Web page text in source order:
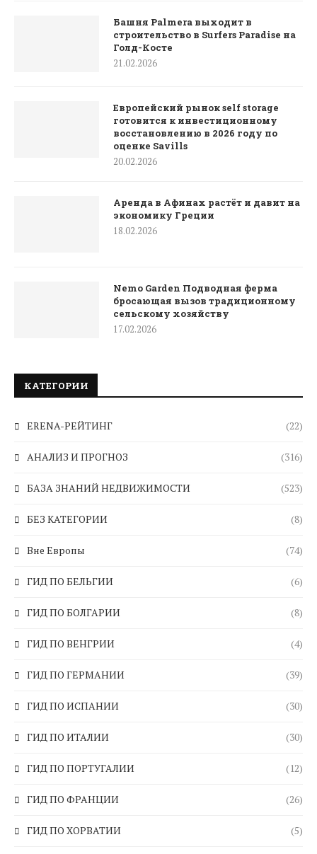
Башня Palmera выходит в
строительство в Surfers Paradise на
Голд-Косте
21.02.2026
Европейский рынок self storage
готовится к инвестиционному
восстановлению в 2026 году по
оценке Savills
20.02.2026
Аренда в Афинах растёт и давит на
экономику Греции
18.02.2026
Nemo Garden Подводная ферма
бросающая вызов традиционному
сельскому хозяйству
17.02.2026
КАТЕГОРИИ
ERENA-РЕЙТИНГ (22)
АНАЛИЗ И ПРОГНОЗ (316)
БАЗА ЗНАНИЙ НЕДВИЖИМОСТИ (523)
БЕЗ КАТЕГОРИИ (8)
Вне Европы (74)
ГИД ПО БЕЛЬГИИ (6)
ГИД ПО БОЛГАРИИ (8)
ГИД ПО ВЕНГРИИ (4)
ГИД ПО ГЕРМАНИИ (39)
ГИД ПО ИСПАНИИ (30)
ГИД ПО ИТАЛИИ (30)
ГИД ПО ПОРТУГАЛИИ (12)
ГИД ПО ФРАНЦИИ (26)
ГИД ПО ХОРВАТИИ (5)